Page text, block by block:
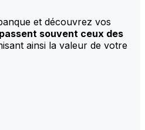
et découvrez vos
souvent ceux des
ainsi la valeur de votre